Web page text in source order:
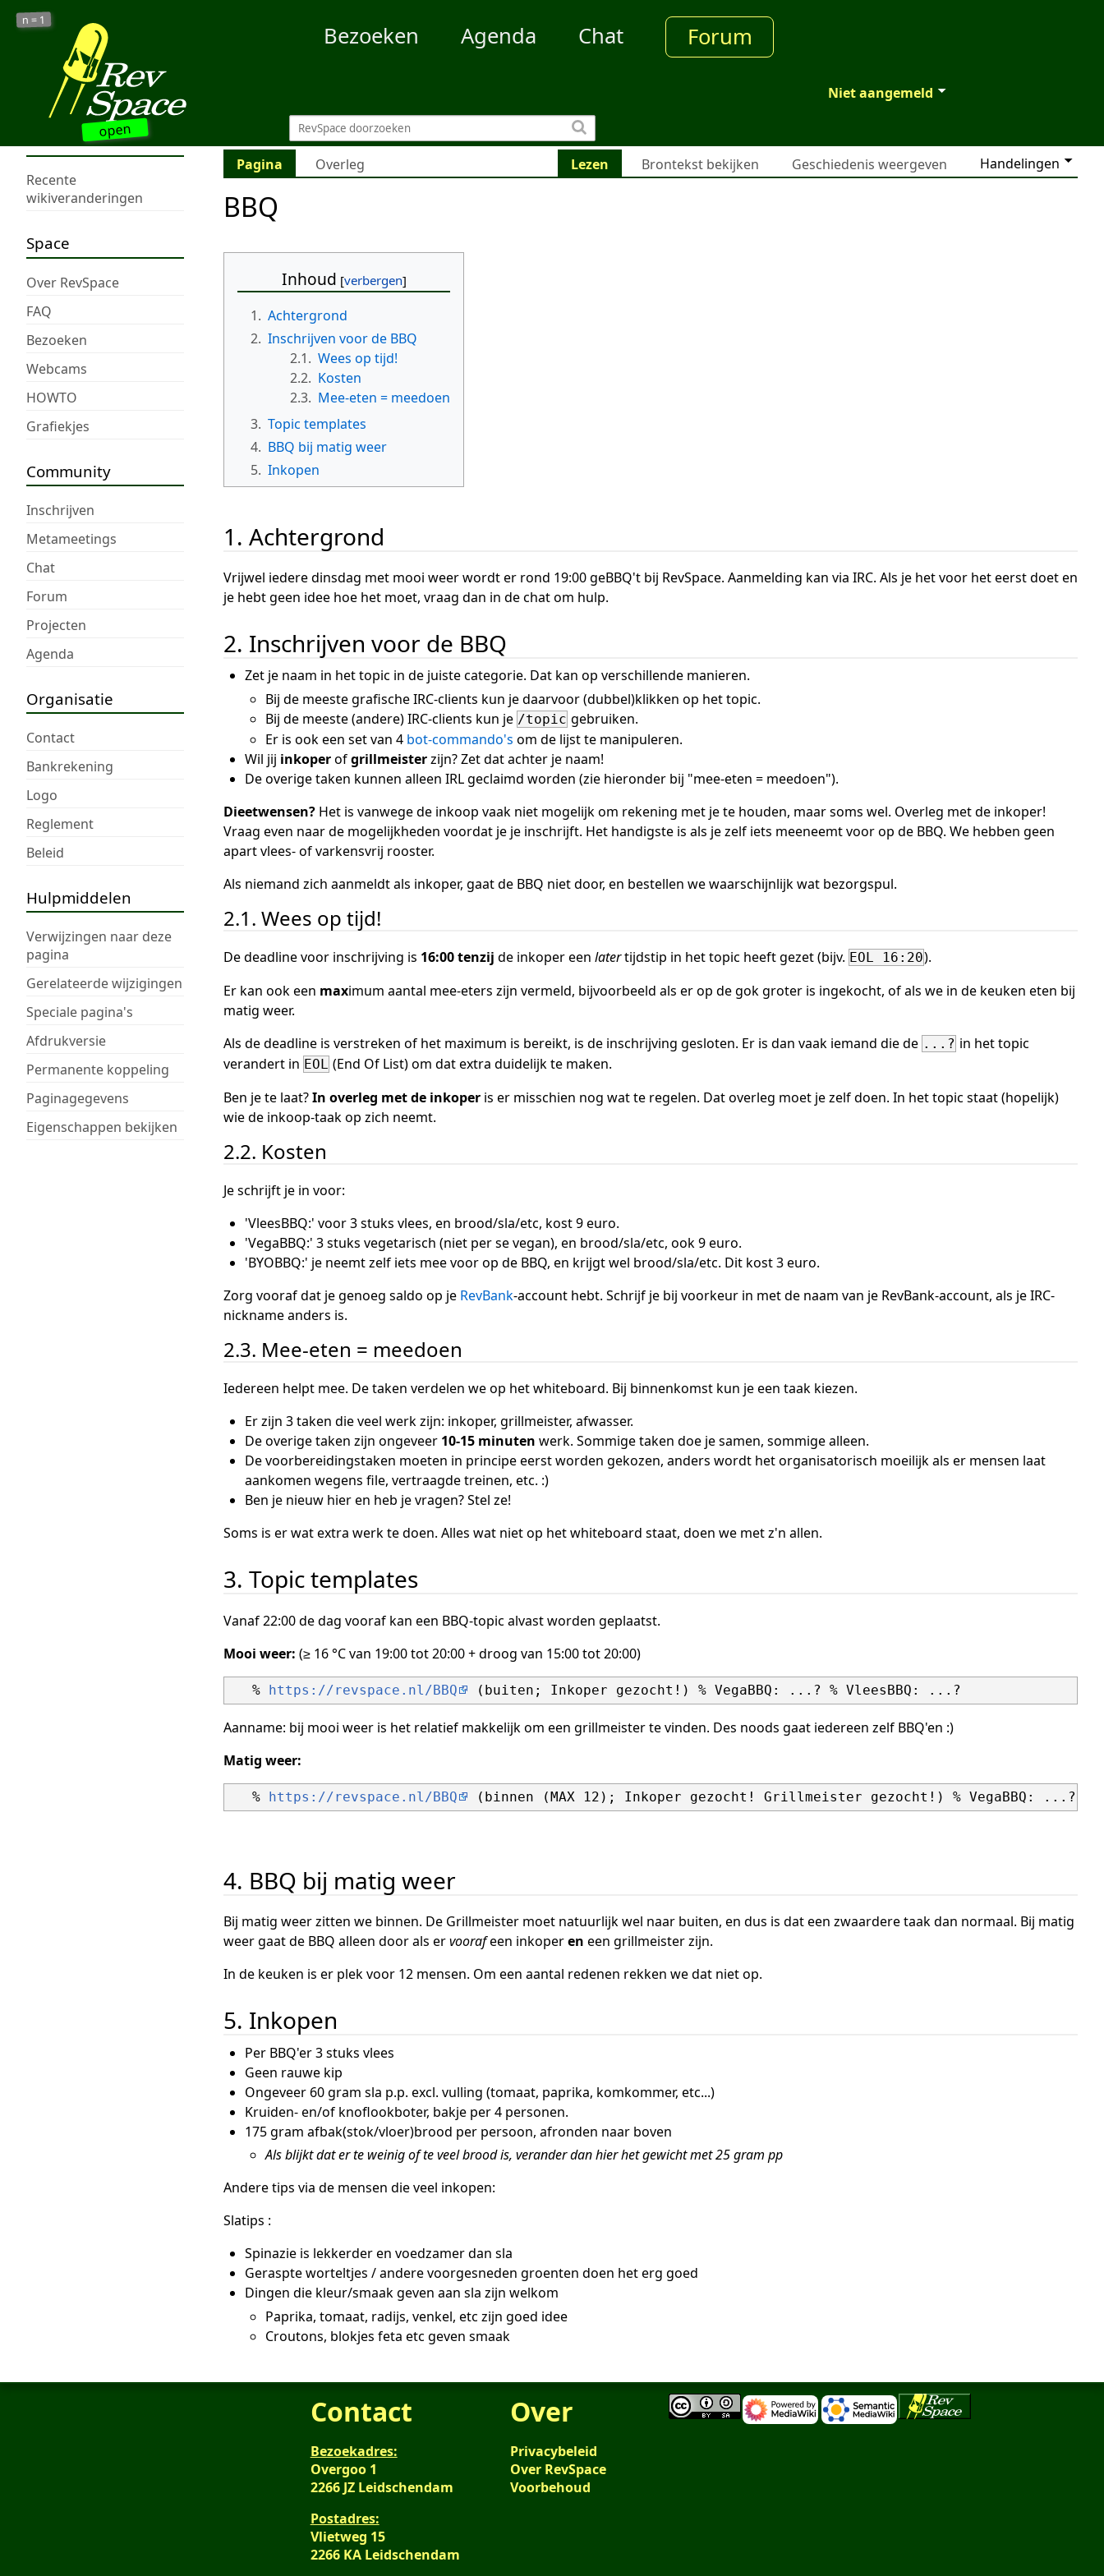
open
n = 1
Bezoeken Agenda Chat Forum
Niet aangemeld
Recente
wikiveranderingen
Space
Over RevSpace
FAQ
Bezoeken
Webcams
HOWTO
Grafiekjes
Community
Inschrijven
Metameetings
Chat
Forum
Projecten
Agenda
Organisatie
Contact
Bankrekening
Logo
Reglement
Beleid
Hulpmiddelen
Verwijzingen naar deze
pagina
Gerelateerde wijzigingen
Speciale pagina's
Afdrukversie
Permanente koppeling
Paginagegevens
Eigenschappen bekijken
Pagina Overleg Handelingen
Lezen Brontekst bekijken Geschiedenis weergeven
BBQ
Inhoud
1. Achtergrond
2. Inschrijven voor de BBQ
2.1. Wees op tijd!
2.2. Kosten
2.3. Mee-eten = meedoen
3. Topic templates
4. BBQ bij matig weer
5. Inkopen
1. Achtergrond
Vrijwel iedere dinsdag met mooi weer wordt er rond 19:00 geBBQ't bij RevSpace. Aanmelding kan via IRC. Als je het voor het eerst doet en
je hebt geen idee hoe het moet, vraag dan in de chat om hulp.
2. Inschrijven voor de BBQ
Zet je naam in het topic in de juiste categorie. Dat kan op verschillende manieren.
Bij de meeste grafische IRC-clients kun je daarvoor (dubbel)klikken op het topic.
Bij de meeste (andere) IRC-clients kun je /topic gebruiken.
Er is ook een set van 4 bot-commando's om de lijst te manipuleren.
Wil jij inkoperofgrillmeisterzijn? Zet dat achter je naam!
De overige taken kunnen alleen IRL geclaimd worden (zie hieronder bij "mee-eten = meedoen").
Dieetwensen? Het is vanwege de inkoop vaak niet mogelijk om rekening met je te houden, maar soms wel. Overleg met de inkoper!
Vraag even naar de mogelijkheden voordat je je inschrijft. Het handigste is als je zelf iets meeneemt voor op de BBQ. We hebben geen
apart vlees- of varkensvrij rooster.
Als niemand zich aanmeldt als inkoper, gaat de BBQ niet door, en bestellen we waarschijnlijk wat bezorgspul.
2.1. Wees op tijd!
De deadline voor inschrijving is 16:00 tenzij de inkoper een latertijdstip in het topic heeft gezet (bijv. EOL 16:20).
Er kan ook een maximum aantal mee-eters zijn vermeld, bijvoorbeeld als er op de gok groter is ingekocht, of als we in de keuken eten bij
matig weer.
Als de deadline is verstreken of het maximum is bereikt, is de inschrijving gesloten. Er is dan vaak iemand die de ...? in het topic
verandert in EOL (End Of List) om dat extra duidelijk te maken.
Ben je te laat?In overleg met de inkoper is er misschien nog wat te regelen. Dat overleg moet je zelf doen. In het topic staat (hopelijk)
wie de inkoop-taak op zich neemt.
2.2. Kosten
Je schrijft je in voor:
'VleesBBQ:' voor 3 stuks vlees, en brood/sla/etc, kost 9 euro.
'VegaBBQ:' 3 stuks vegetarisch (niet per se vegan), en brood/sla/etc, ook 9 euro.
'BYOBBQ:' je neemt zelf iets mee voor op de BBQ, en krijgt wel brood/sla/etc. Dit kost 3 euro.
Zorg vooraf dat je genoeg saldo op je RevBank-account hebt. Schrijf je bij voorkeur in met de naam van je RevBank-account, als je IRC-
nickname anders is.
2.3. Mee-eten = meedoen
Iedereen helpt mee. De taken verdelen we op het whiteboard. Bij binnenkomst kun je een taak kiezen.
Er zijn 3 taken die veel werk zijn: inkoper, grillmeister, afwasser.
De overige taken zijn ongeveer 10-15 minuten werk. Sommige taken doe je samen, sommige alleen.
De voorbereidingstaken moeten in principe eerst worden gekozen, anders wordt het organisatorisch moeilijk als er mensen laat
aankomen wegens file, vertraagde treinen, etc. :)
Ben je nieuw hier en heb je vragen? Stel ze!
Soms is er wat extra werk te doen. Alles wat niet op het whiteboard staat, doen we met z'n allen.
3. Topic templates
Vanaf 22:00 de dag vooraf kan een BBQ-topic alvast worden geplaatst.
Mooi weer: (≥ 16 °C van 19:00 tot 20:00 + droog van 15:00 tot 20:00)
   %
https://revspace.nl/BBQ
Aanname: bij mooi weer is het relatief makkelijk om een grillmeister te vinden. Des noods gaat iedereen zelf BBQ'en :)
Matig weer:
   %
https://revspace.nl/BBQ
4. BBQ bij matig weer
Bij matig weer zitten we binnen. De Grillmeister moet natuurlijk wel naar buiten, en dus is dat een zwaardere taak dan normaal. Bij matig
weer gaat de BBQ alleen door als ervoorafeen inkoperen een grillmeister zijn.
In de keuken is er plek voor 12 mensen. Om een aantal redenen rekken we dat niet op.
5. Inkopen
Per BBQ'er 3 stuks vlees
Geen rauwe kip
Ongeveer 60 gram sla p.p. excl. vulling (tomaat, paprika, komkommer, etc...)
Kruiden- en/of knoflookboter, bakje per 4 personen.
175 gram afbak(stok/vloer)brood per persoon, afronden naar boven
Als blijkt dat er te weinig of te veel brood is, verander dan hier het gewicht met 25 gram pp
Andere tips via de mensen die veel inkopen:
Slatips :
Spinazie is lekkerder en voedzamer dan sla
Geraspte worteltjes / andere voorgesneden groenten doen het erg goed
Dingen die kleur/smaak geven aan sla zijn welkom
Paprika, tomaat, radijs, venkel, etc zijn goed idee
Croutons, blokjes feta etc geven smaak
Contact
Bezoekadres:
Overgoo 1
2266 JZ Leidschendam
Postadres:
Vlietweg 15
2266 KA Leidschendam
Over
Privacybeleid
Over RevSpace
Voorbehoud